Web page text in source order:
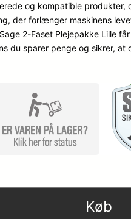
og kompatible
der forlænger maskinens
2-Faset Plejepakke Lille
du sparer penge og sikrer,
Køb